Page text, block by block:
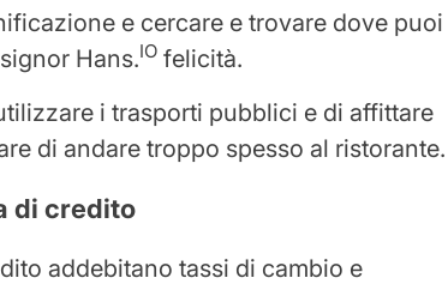
e cercare e trovare dove puoi
Hans.IO felicità.
i trasporti pubblici e di affittare
di andare troppo spesso al ristorante.
di credito
addebitano tassi di cambio e